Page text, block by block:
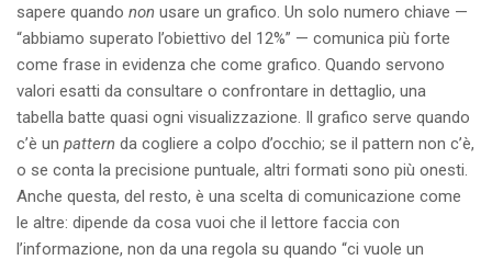
sapere quando non usare un grafico. Un solo numero chiave —
“abbiamo superato l’obiettivo del 12%” — comunica più forte
come frase in evidenza che come grafico. Quando servono
valori esatti da consultare o confrontare in dettaglio, una
tabella batte quasi ogni visualizzazione. Il grafico serve quando
c’è un pattern da cogliere a colpo d’occhio; se il pattern non c’è,
o se conta la precisione puntuale, altri formati sono più onesti.
Anche questa, del resto, è una scelta di comunicazione come
le altre: dipende da cosa vuoi che il lettore faccia con
l’informazione, non da una regola su quando “ci vuole un